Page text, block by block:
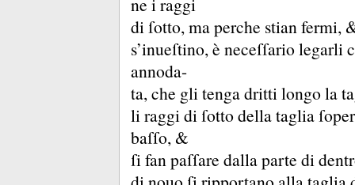
di ſotto, ma perche stian fermi,
s’inueſtino, è neceſſario
annoda-
ta, che gli tenga dritti longo la
li raggi di ſotto della taglia
baſſo, &
ſi fan paſſare dalla parte di